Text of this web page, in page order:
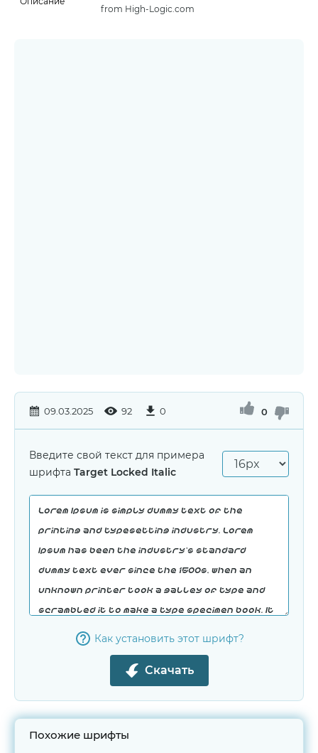
from High-Logic.com
09.03.2025 92 0 0
Введите свой текст для примера
шрифта Target Locked Italic
Как установить этот шрифт?
Скачать
Похожие шрифты